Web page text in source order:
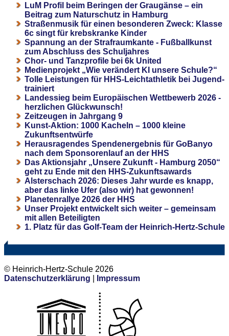
LuM Profil beim Beringen der Graugänse – ein
Beitrag zum Naturschutz in Hamburg
Straßenmusik für einen besonderen Zweck: Klasse
6c singt für krebskranke Kinder
Spannung an der Strafraumkante - Fußballkunst
zum Abschluss des Schuljahres
Chor- und Tanzprofile bei 6k United
Medienprojekt „Wie verändert KI unsere Schule?“
Tolle Leistungen für HHS-Leichtathletik bei Jugend-
trainiert
Landessieg beim Europäischen Wettbewerb 2026 -
herzlichen Glückwunsch!
Zeitzeugen in Jahrgang 9
Kunst-Aktion: 1000 Kacheln – 1000 kleine
Zukunftsentwürfe
Herausragendes Spendenergebnis für GoBanyo
nach dem Sponsorenlauf an der HHS
Das Aktionsjahr „Unsere Zukunft - Hamburg 2050“
geht zu Ende mit den HHS-Zukunftsawards
Alsterschach 2026: Dieses Jahr wurde es knapp,
aber das linke Ufer (also wir) hat gewonnen!
Planetenrallye 2026 der HHS
Unser Projekt entwickelt sich weiter – gemeinsam
mit allen Beteiligten
1. Platz für das Golf-Team der Heinrich-Hertz-Schule
© Heinrich-Hertz-Schule 2026
Datenschutzerklärung
Impressum